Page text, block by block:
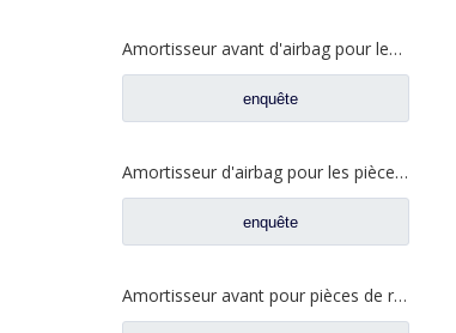
Amortisseur avant d'airbag pour les pièces de rechange 50H08-01028 de camion de CAMC
enquête
Amortisseur d'airbag pour les pièces de rechange 1V8619 de camion de BPW
enquête
Amortisseur avant pour pièces de rechange de camion CAMC 50H08-01028A